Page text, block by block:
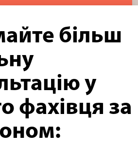
більш
у
фахівця за